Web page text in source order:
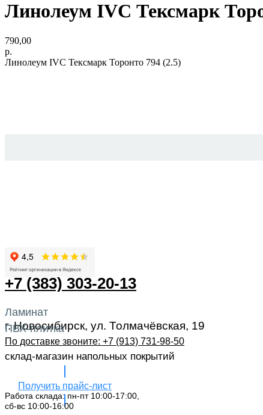
Линолеум IVC Тексмарк
790,00
р.
Линолеум IVC Тексмарк Торонто 794 (2.5)
+7 (383) 303-20-13
г. Новосибирск, ул. Толмачёвская, 19
По доставке звоните: +7 (913) 731-98-50‬
склад-магазин напольных покрытий
Получить прайс-лист
Работа склада: пн-пт 10:00-17:00,
сб-вс 10:00-16:00
Ламинат
ПВХ-плитка